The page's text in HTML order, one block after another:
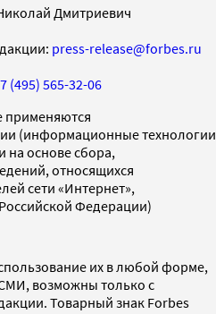
Дмитриевич
press-release@forbes.ru
(495) 565-32-06
применяются
(информационные технологии
основе сбора,
относящихся
сети «Интернет»,
Федерации)
их в любой форме,
возможны только с
Товарный знак Forbes